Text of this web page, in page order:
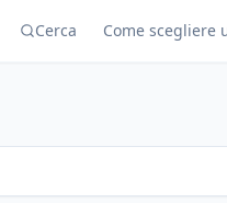
Cerca Come scegliere